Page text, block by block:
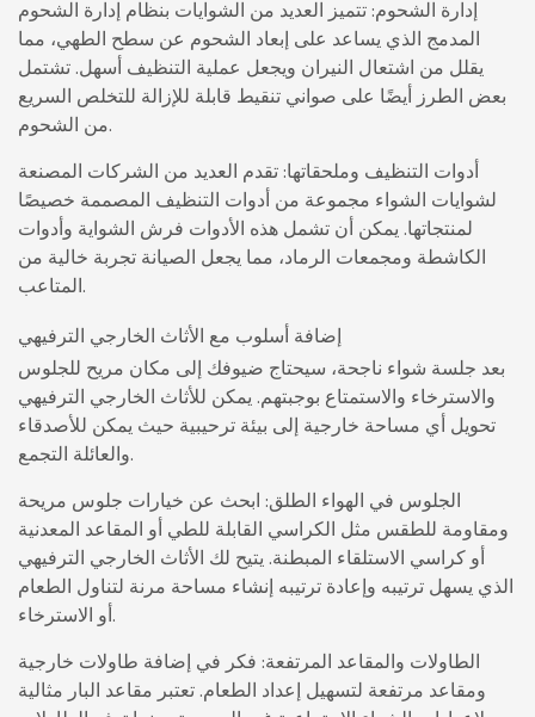
إدارة الشحوم: تتميز العديد من الشوايات بنظام إدارة الشحوم
المدمج الذي يساعد على إبعاد الشحوم عن سطح الطهي، مما
يقلل من اشتعال النيران ويجعل عملية التنظيف أسهل. تشتمل
بعض الطرز أيضًا على صواني تنقيط قابلة للإزالة للتخلص السريع
من الشحوم.
أدوات التنظيف وملحقاتها: تقدم العديد من الشركات المصنعة
لشوايات الشواء مجموعة من أدوات التنظيف المصممة خصيصًا
لمنتجاتها. يمكن أن تشمل هذه الأدوات فرش الشواية وأدوات
الكاشطة ومجمعات الرماد، مما يجعل الصيانة تجربة خالية من
المتاعب.
إضافة أسلوب مع الأثاث الخارجي الترفيهي
بعد جلسة شواء ناجحة، سيحتاج ضيوفك إلى مكان مريح للجلوس
والاسترخاء والاستمتاع بوجبتهم. يمكن للأثاث الخارجي الترفيهي
تحويل أي مساحة خارجية إلى بيئة ترحيبية حيث يمكن للأصدقاء
والعائلة التجمع.
الجلوس في الهواء الطلق: ابحث عن خيارات جلوس مريحة
ومقاومة للطقس مثل الكراسي القابلة للطي أو المقاعد المعدنية
أو كراسي الاستلقاء المبطنة. يتيح لك الأثاث الخارجي الترفيهي
الذي يسهل ترتيبه وإعادة ترتيبه إنشاء مساحة مرنة لتناول الطعام
أو الاسترخاء.
الطاولات والمقاعد المرتفعة: فكر في إضافة طاولات خارجية
ومقاعد مرتفعة لتسهيل إعداد الطعام. تعتبر مقاعد البار مثالية